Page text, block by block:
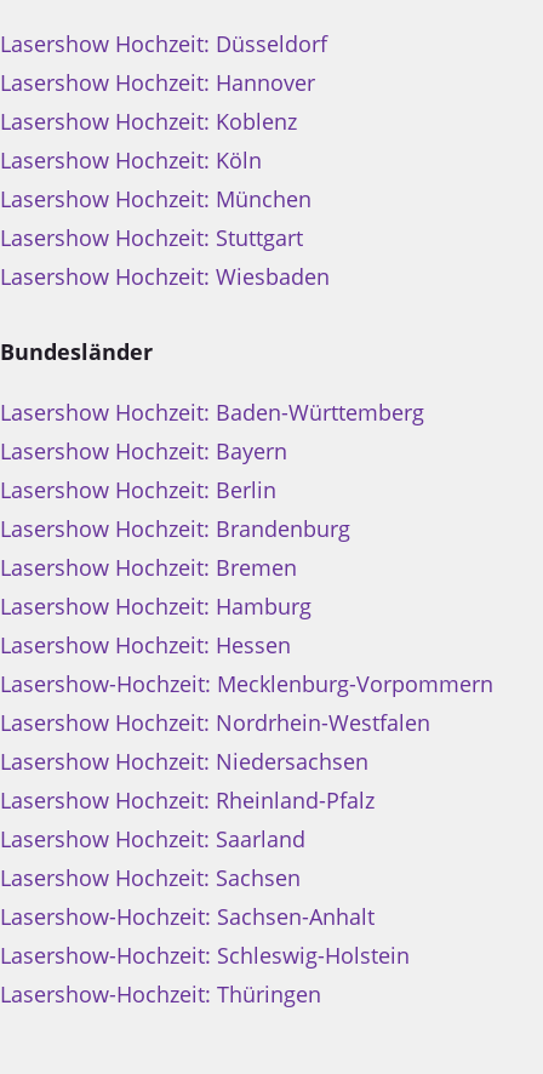
Lasershow Hochzeit: Düsseldorf
Lasershow Hochzeit: Hannover
Lasershow Hochzeit: Koblenz
Lasershow Hochzeit: Köln
Lasershow Hochzeit: München
Lasershow Hochzeit: Stuttgart
Lasershow Hochzeit: Wiesbaden
Bundesländer
Lasershow Hochzeit: Baden-Württemberg
Lasershow Hochzeit: Bayern
Lasershow Hochzeit: Berlin
Lasershow Hochzeit: Brandenburg
Lasershow Hochzeit: Bremen
Lasershow Hochzeit: Hamburg
Lasershow Hochzeit: Hessen
Lasershow-Hochzeit: Mecklenburg-Vorpommern
Lasershow Hochzeit: Nordrhein-Westfalen
Lasershow Hochzeit: Niedersachsen
Lasershow Hochzeit: Rheinland-Pfalz
Lasershow Hochzeit: Saarland
Lasershow Hochzeit: Sachsen
Lasershow-Hochzeit: Sachsen-Anhalt
Lasershow-Hochzeit: Schleswig-Holstein
Lasershow-Hochzeit: Thüringen